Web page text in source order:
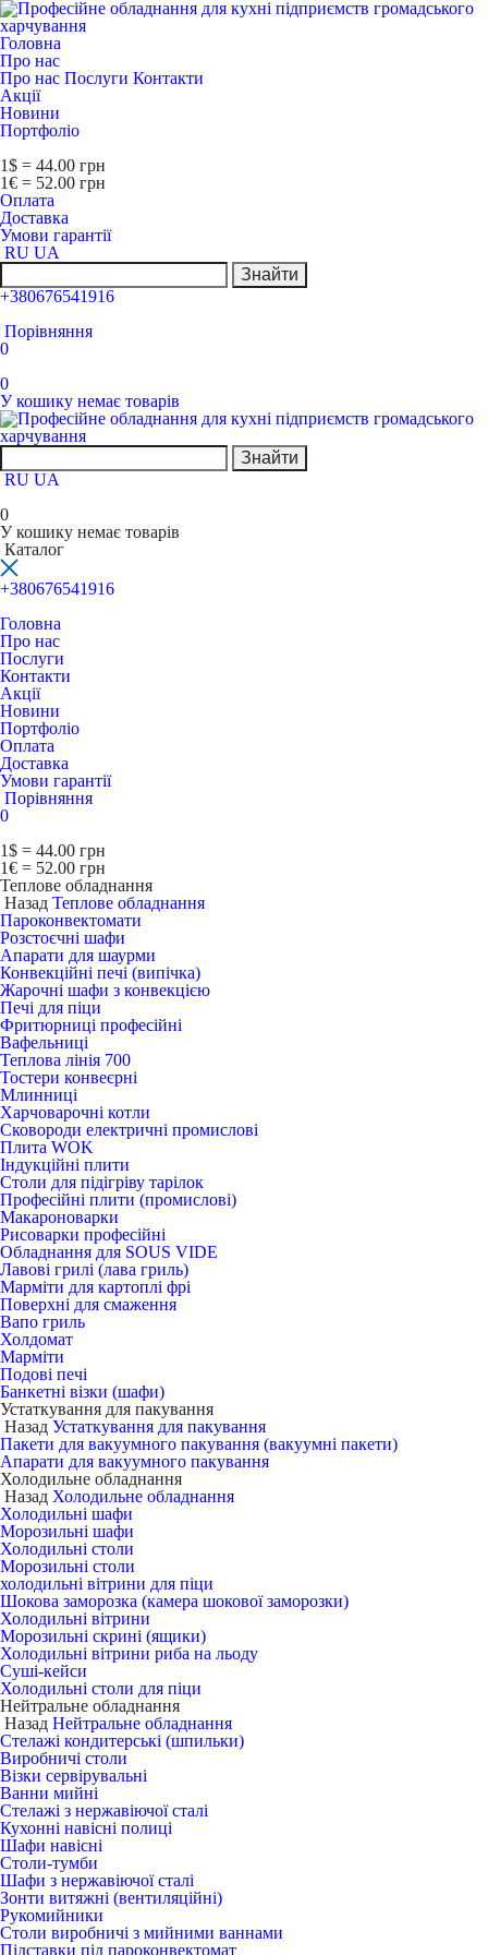
Головна
Про нас
Про нас Послуги Контакти
Акції
Новини
Портфоліо
1$ = 44.00 грн
1€ = 52.00 грн
Оплата
Доставка
Умови гарантії
RU UA
Знайти
+380676541916
Порівняння
0
0
У кошику немає товарів
Знайти
RU UA
0
У кошику немає товарів
Каталог
+380676541916
Головна
Про нас
Послуги
Контакти
Акції
Новини
Портфоліо
Оплата
Доставка
Умови гарантії
Порівняння
0
1$ = 44.00 грн
1€ = 52.00 грн
Теплове обладнання
Назад Теплове обладнання
Пароконвектомати
Розстоєчні шафи
Апарати для шаурми
Конвекційні печі (випічка)
Жарочні шафи з конвекцією
Печі для піци
Фритюрниці професійні
Вафельниці
Теплова лінія 700
Тостери конвеєрні
Млинниці
Харчоварочні котли
Сковороди електричні промислові
Плита WOK
Індукційні плити
Столи для підігріву тарілок
Професійні плити (промислові)
Макароноварки
Рисоварки професійні
Обладнання для SOUS VIDE
Лавові грилі (лава гриль)
Марміти для картоплі фрі
Поверхні для смаження
Вапо гриль
Холдомат
Марміти
Подові печі
Банкетні візки (шафи)
Устаткування для пакування
Назад Устаткування для пакування
Пакети для вакуумного пакування (вакуумні пакети)
Апарати для вакуумного пакування
Холодильне обладнання
Назад Холодильне обладнання
Холодильні шафи
Морозильні шафи
Холодильні столи
Морозильні столи
холодильні вітрини для піци
Шокова заморозка (камера шокової заморозки)
Холодильні вітрини
Морозильні скрині (ящики)
Холодильні вітрини риба на льоду
Суші-кейси
Холодильні столи для піци
Нейтральне обладнання
Назад Нейтральне обладнання
Стелажі кондитерські (шпильки)
Виробничі столи
Візки сервірувальні
Ванни мийні
Стелажі з нержавіючої сталі
Кухонні навісні полиці
Шафи навісні
Столи-тумби
Шафи з нержавіючої сталі
Зонти витяжні (вентиляційні)
Рукомийники
Столи виробничі з мийними ваннами
Підставки під пароконвектомат